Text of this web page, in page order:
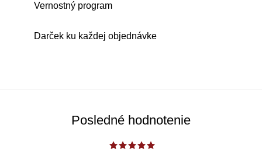
Vernostný program
Darček ku každej objednávke
Posledné hodnotenie